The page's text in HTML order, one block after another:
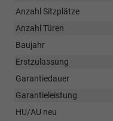
Anzahl Sitzplätze
Anzahl Türen
Baujahr
Erstzulassung
Garantiedauer
Garantieleistung
HU/AU neu